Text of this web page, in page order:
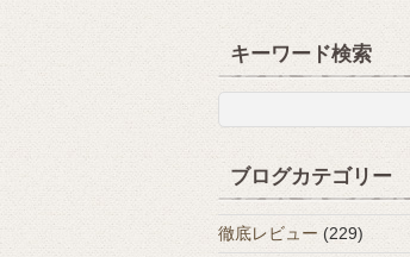
キーワード検索
ブログカテゴリー
徹底レビュー (229)